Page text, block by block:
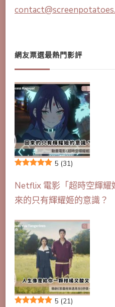
網友票選最熱門影評
5 (31)
Netflix 電影「超時空輝耀
來的只有輝耀姬的意識？
5 (21)